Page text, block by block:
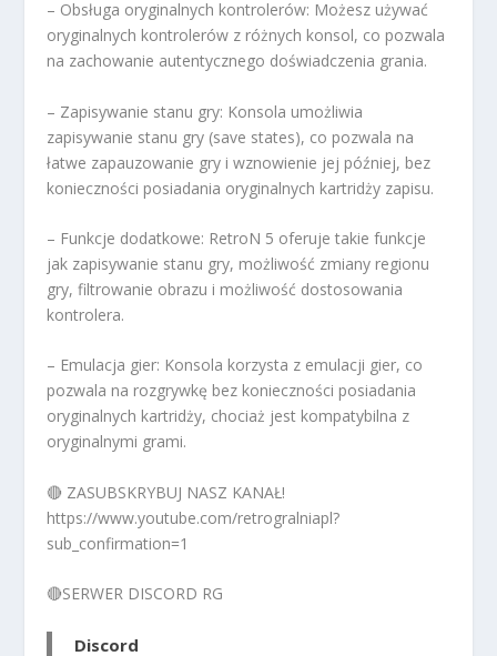
– Obsługa oryginalnych kontrolerów: Możesz używać
oryginalnych kontrolerów z różnych konsol, co pozwala
na zachowanie autentycznego doświadczenia grania.
– Zapisywanie stanu gry: Konsola umożliwia
zapisywanie stanu gry (save states), co pozwala na
łatwe zapauzowanie gry i wznowienie jej później, bez
konieczności posiadania oryginalnych kartridży zapisu.
– Funkcje dodatkowe: RetroN 5 oferuje takie funkcje
jak zapisywanie stanu gry, możliwość zmiany regionu
gry, filtrowanie obrazu i możliwość dostosowania
kontrolera.
– Emulacja gier: Konsola korzysta z emulacji gier, co
pozwala na rozgrywkę bez konieczności posiadania
oryginalnych kartridży, chociaż jest kompatybilna z
oryginalnymi grami.
🔴 ZASUBSKRYBUJ NASZ KANAŁ!
https://www.youtube.com/retrogralniapl?
sub_confirmation=1
🔴SERWER DISCORD RG
Discord